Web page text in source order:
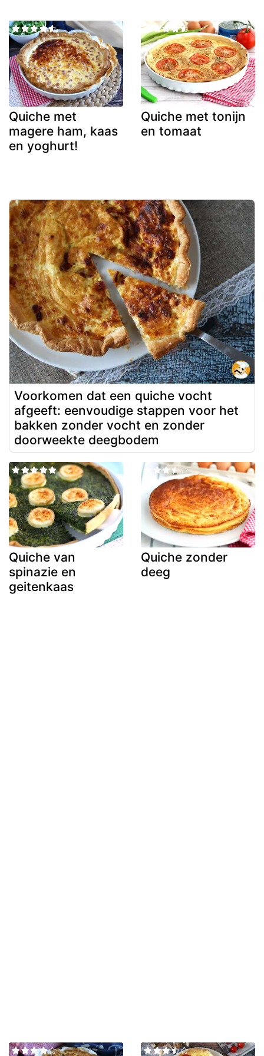
Quiche met
magere ham, kaas
en yoghurt!
Quiche met tonijn
en tomaat
Voorkomen dat een quiche vocht
afgeeft: eenvoudige stappen voor het
bakken zonder vocht en zonder
doorweekte deegbodem
Quiche van
spinazie en
geitenkaas
Quiche zonder
deeg